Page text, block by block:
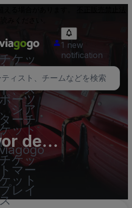
チケッ
- コ
サー
、ス
ポーツ
、シア
ターチ
ット
チケッ
トマー
ケット
プレイ
1 new
notification
de